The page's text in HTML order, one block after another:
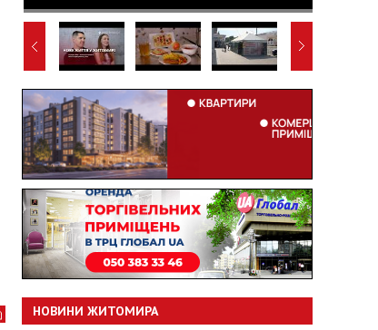
НОВИНИ ЖИТОМИРА